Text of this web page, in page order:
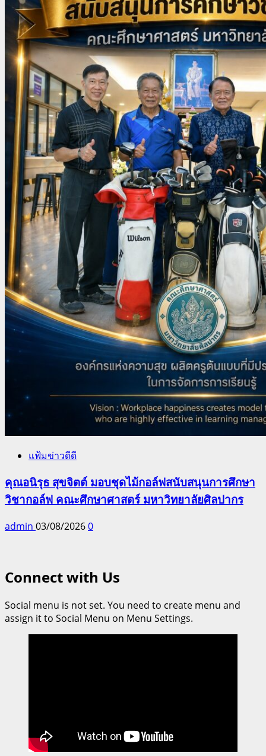
แฟ้มข่าวดีดี
คุณอนิรุธ สุขจิตต์ มอบชุดไม้กอล์ฟสนับสนุนการศึกษา
วิชากอล์ฟ คณะศึกษาศาสตร์ มหาวิทยาลัยศิลปากร
admin 03/08/20260
Connect with Us
Social menu is not set. You need to create menu and
assign it to Social Menu on Menu Settings.